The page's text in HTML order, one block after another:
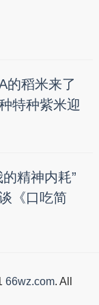
的稻米来了
特种紫米迎
精神内耗”
《口吃简
66wz.com. All